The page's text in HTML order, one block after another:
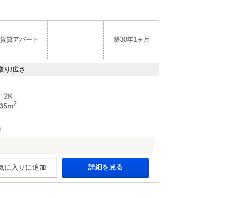
賃貸アパート 築30年1ヶ月
り/広さ
2K
35m2
に入りに追加 詳細を見る